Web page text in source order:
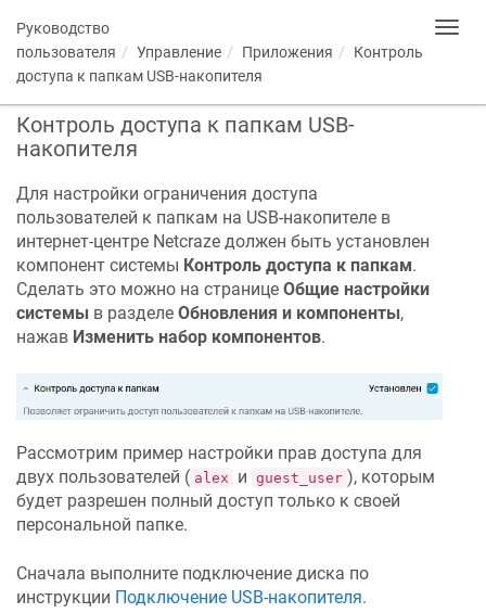
Руководство
пользователя
Управление Приложения
Контроль
доступа к папкам USB-накопителя
Контроль доступа к папкам USB-
накопителя
Для настройки ограничения доступа
пользователей к папкам на USB-накопителе в
интернет-центре Netcraze должен быть установлен
компонент системы Контроль доступа к папкам.
Сделать это можно на странице Общие настройки
системы в разделе Обновления и компоненты,
нажав Изменить набор компонентов.
Рассмотрим пример настройки прав доступа для
двух пользователей ( alex и guest_user ), которым
будет разрешен полный доступ только к своей
персональной папке.
Сначала выполните подключение диска по
инструкции Подключение USB-накопителя.